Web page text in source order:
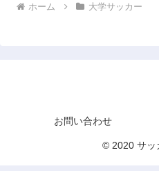
ホーム 大学サッカー
お問い合わせ
© 2020 サッ